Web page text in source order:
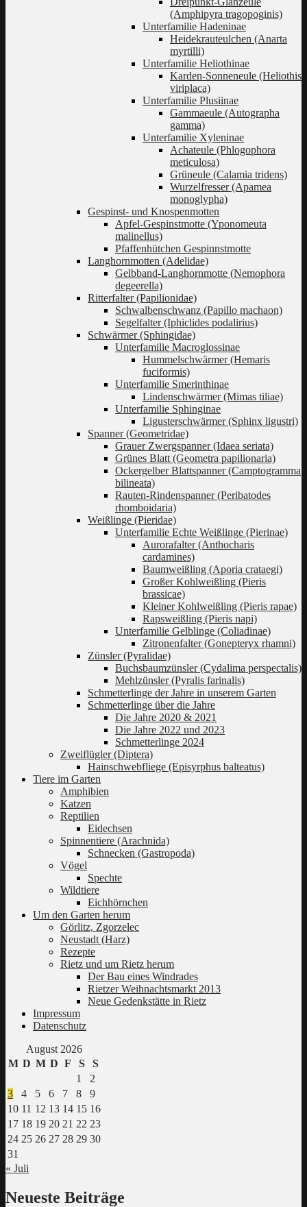
(Amphipyra tragopoginis)
Unterfamilie Hadeninae
Heidekrauteulchen (Anarta
myrtilli)
Unterfamilie Heliothinae
Karden-Sonneneule (Heliothis
viriplaca)
Unterfamilie Plusiinae
Gammaeule (Autographa
gamma)
Unterfamilie Xyleninae
Achateule (Phlogophora
meticulosa)
Grüneule (Calamia tridens)
Wurzelfresser (Apamea
monoglypha)
Gespinst- und Knospenmotten
Apfel-Gespinstmotte (Yponomeuta
malinellus)
Pfaffenhütchen Gespinnstmotte
Langhornmotten (Adelidae)
Gelbband-Langhornmotte (Nemophora
degeerella)
Ritterfalter (Papilionidae)
Schwalbenschwanz (Papillo machaon)
Segelfalter (Iphiclides podalirius)
Schwärmer (Sphingidae)
Unterfamilie Macroglossinae
Hummelschwärmer (Hemaris
fuciformis)
Unterfamilie Smerinthinae
Lindenschwärmer (Mimas tiliae)
Unterfamilie Sphinginae
Ligusterschwärmer (Sphinx ligustri)
Spanner (Geometridae)
Grauer Zwergspanner (Idaea seriata)
Grünes Blatt (Geometra papilionaria)
Ockergelber Blattspanner (Camptogramma
bilineata)
Rauten-Rindenspanner (Peribatodes
rhomboidaria)
Weißlinge (Pieridae)
Unterfamilie Echte Weißlinge (Pierinae)
Aurorafalter (Anthocharis
cardamines)
Baumweißling (Aporia crataegi)
Großer Kohlweißling (Pieris
brassicae)
Kleiner Kohlweißling (Pieris rapae)
Rapsweißling (Pieris napi)
Unterfamilie Gelblinge (Coliadinae)
Zitronenfalter (Gonepteryx rhamni)
Zünsler (Pyralidae)
Buchsbaumzünsler (Cydalima perspectalis)
Mehlzünsler (Pyralis farinalis)
Schmetterlinge der Jahre in unserem Garten
Schmetterlinge über die Jahre
Die Jahre 2020 & 2021
Die Jahre 2022 und 2023
Schmetterlinge 2024
Zweiflügler (Diptera)
Hainschwebfliege (Episyrphus balteatus)
Tiere im Garten
Amphibien
Katzen
Reptilien
Eidechsen
Spinnentiere (Arachnida)
Schnecken (Gastropoda)
Vögel
Spechte
Wildtiere
Eichhörnchen
Um den Garten herum
Görlitz, Zgorzelec
Neustadt (Harz)
Rezepte
Rietz und um Rietz herum
Der Bau eines Windrades
Rietzer Weihnachtsmarkt 2013
Neue Gedenkstätte in Rietz
Impressum
Datenschutz
August 2026
M D M D F S
S
1
2
3
4 5 6 7 8
9
10 11 12 13 14 15 16
17 18 19 20 21 22 23
24 25 26 27 28 29 30
31
« Juli
Neueste Beiträge